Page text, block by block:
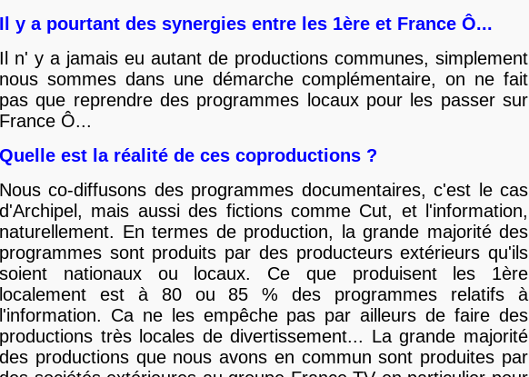
Il y a pourtant des synergies entre les 1ère et France Ô...
Il n' y a jamais eu autant de productions communes, simplement
nous sommes dans une démarche complémentaire, on ne fait
pas que reprendre des programmes locaux pour les passer sur
France Ô...
Quelle est la réalité de ces coproductions ?
Nous co-diffusons des programmes documentaires, c'est le cas
d'Archipel, mais aussi des fictions comme Cut, et l'information,
naturellement. En termes de production, la grande majorité des
programmes sont produits par des producteurs extérieurs qu'ils
soient nationaux ou locaux. Ce que produisent les 1ère
localement est à 80 ou 85 % des programmes relatifs à
l'information. Ca ne les empêche pas par ailleurs de faire des
productions très locales de divertissement... La grande majorité
des productions que nous avons en commun sont produites par